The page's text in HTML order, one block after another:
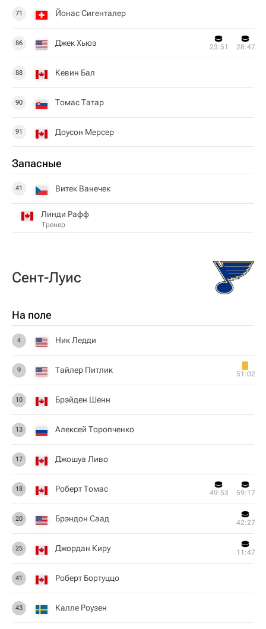
71 Йонас Сигенталер
86 Джек Хьюз 23:51 28:47
88 Кевин Бал
90 Томас Татар
91 Доусон Мерсер
Запасные
41 Витек Ванечек
Линди Рафф
Тренер
Сент-Луис
На поле
4 Ник Ледди
9 Тайлер Питлик 51:02
10 Брэйден Шенн
13 Алексей Торопченко
17 Джошуа Ливо
18 Роберт Томас 49:53 59:17
20 Брэндон Саад 42:27
25 Джордан Киру 11:47
41 Роберт Бортуццо
43 Калле Роузен